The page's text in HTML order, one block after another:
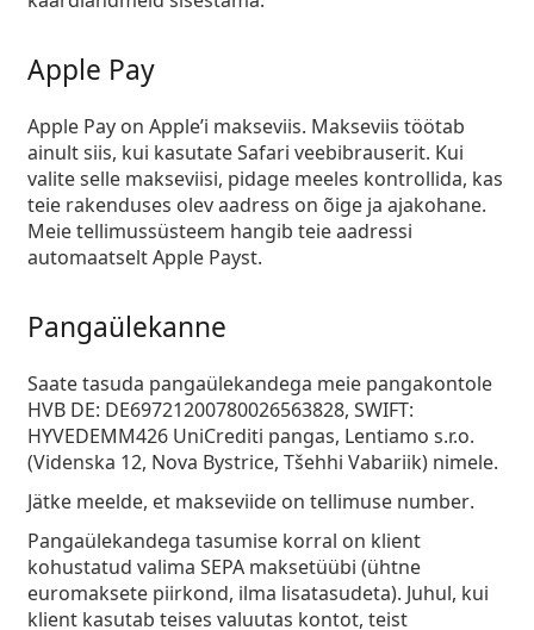
Persol
Prada
Apple Pay
Apple Pay on Apple’i makseviis. Makseviis töötab
ainult siis, kui kasutate Safari veebibrauserit. Kui
valite selle makseviisi, pidage meeles kontrollida, kas
teie rakenduses olev aadress on õige ja ajakohane.
Meie tellimussüsteem hangib teie aadressi
automaatselt Apple Payst.
Pangaülekanne
Saate tasuda pangaülekandega meie pangakontole
HVB DE: DE69721200780026563828, SWIFT:
HYVEDEMM426 UniCrediti pangas, Lentiamo s.r.o.
(Videnska 12, Nova Bystrice, Tšehhi Vabariik) nimele.
Jätke meelde, et makseviide on tellimuse number.
Pangaülekandega tasumise korral on klient
kohustatud valima SEPA maksetüübi (ühtne
euromaksete piirkond, ilma lisatasudeta). Juhul, kui
klient kasutab teises valuutas kontot, teist